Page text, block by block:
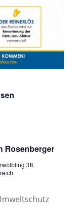
Rosenberger
38,